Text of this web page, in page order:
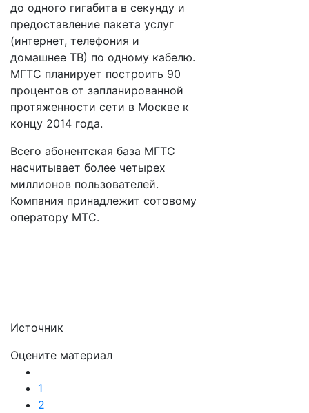
до одного гигабита в секунду и
предоставление пакета услуг
(интернет, телефония и
домашнее ТВ) по одному кабелю.
МГТС планирует построить 90
процентов от запланированной
протяженности сети в Москве к
концу 2014 года.
Всего абонентская база МГТС
насчитывает более четырех
миллионов пользователей.
Компания принадлежит сотовому
оператору МТС.
Источник
Оцените материал
1
2